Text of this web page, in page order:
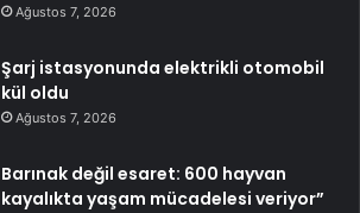
Ağustos 7, 2026
Şarj istasyonunda elektrikli otomobil
kül oldu
Ağustos 7, 2026
Barınak değil esaret: 600 hayvan
kayalıkta yaşam mücadelesi veriyor”